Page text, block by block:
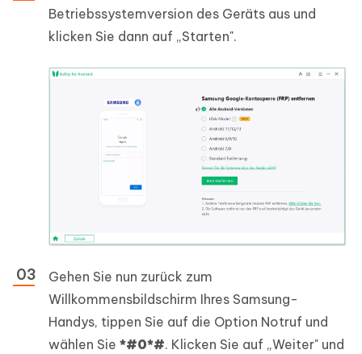
Betriebssystemversion des Geräts aus und
klicken Sie dann auf „Starten".
Gehen Sie nun zurück zum
Willkommensbildschirm Ihres Samsung-
Handys, tippen Sie auf die Option Notruf und
wählen Sie *#0*#. Klicken Sie auf „Weiter" und